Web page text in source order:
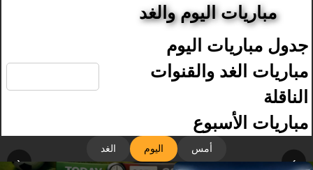
مباريات اليوم والغد
جدول مباريات اليوم
مباريات الغد والقنوات
الناقلة
مباريات الأسبوع
أمس اليوم الغد
‹ ›